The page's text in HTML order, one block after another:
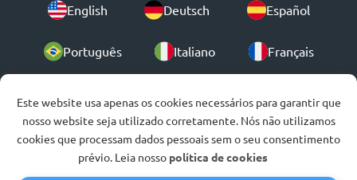
English Deutsch Español
Português Italiano Français
© 2007-2026
Este website usa apenas os cookies necessários para garantir que
nosso website seja utilizado corretamente. Nós não utilizamos
cookies que processam dados pessoais sem o seu consentimento
prévio. Leia nosso política de cookies